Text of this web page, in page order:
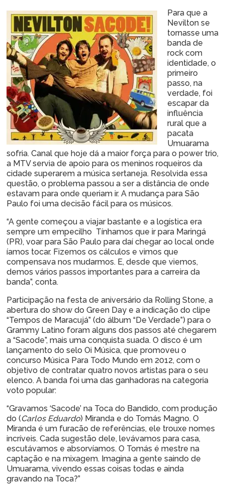
Para que a
Nevilton se
tornasse uma
banda de
rock com
identidade, o
primeiro
passo, na
verdade, foi
escapar da
influência
rural que a
pacata
Umuarama
sofria. Canal que hoje dá a maior força para o power trio,
a MTV servia de apoio para os meninos roqueiros da
cidade superarem a música sertaneja. Resolvida essa
questão, o problema passou a ser a distância de onde
estavam para onde queriam ir. A mudança para São
Paulo foi uma decisão fácil para os músicos.
“A gente começou a viajar bastante e a logística era
sempre um empecilho Tínhamos que ir para Maringá
(PR), voar para São Paulo para daí chegar ao local onde
íamos tocar. Fizemos os cálculos e vimos que
compensava nos mudarmos. E, desde que viemos,
demos vários passos importantes para a carreira da
banda”, conta.
Participação na festa de aniversário da Rolling Stone, a
abertura do show do Green Day e a indicação do clipe
“Tempos de Maracujá” (do álbum “De Verdade”) para o
Grammy Latino foram alguns dos passos até chegarem
a “Sacode”, mais uma conquista suada. O disco é um
lançamento do selo Oi Música, que promoveu o
concurso Música Para Todo Mundo em 2012, com o
objetivo de contratar quatro novos artistas para o seu
elenco. A banda foi uma das ganhadoras na categoria
voto popular:
“Gravamos ‘Sacode’ na Toca do Bandido, com produção
do (Carlos Eduardo) Miranda e do Tomás Magno. O
Miranda é um furacão de referências, ele trouxe nomes
incríveis. Cada sugestão dele, levávamos para casa,
escutávamos e absorvíamos. O Tomás é mestre na
captação e na mixagem. Imagina a gente saindo de
Umuarama, vivendo essas coisas todas e ainda
gravando na Toca?”